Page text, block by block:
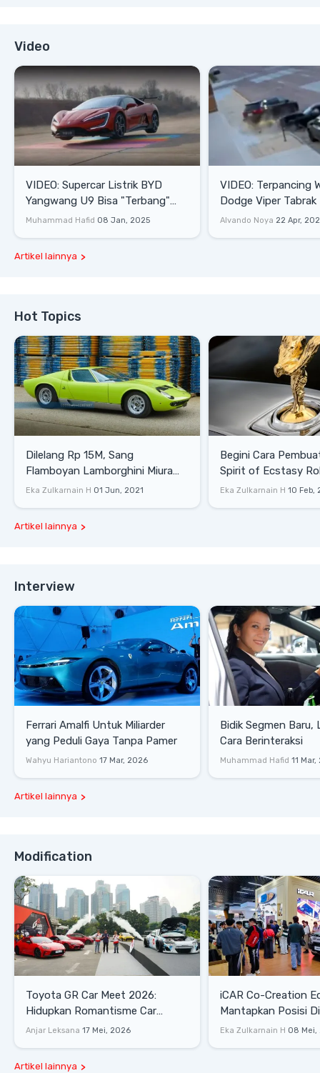
Video
VIDEO: Supercar Listrik BYD
Yangwang U9 Bisa "Terbang"
Lewati Rintangan
Muhammad Hafid 08 Jan, 2025
VIDEO: Terpancing
Dodge Viper Tabrak
Saat Burnout
Alvando Noya 22 Apr,
Artikel lainnya
Hot Topics
Dilelang Rp 15M, Sang
Flamboyan Lamborghini Miura
P400 S
Eka Zulkarnain H 01 Jun, 2021
Begini Cara
Spirit of Ecstasy
Eka Zulkarnain H 10 Feb,
Artikel lainnya
Interview
Ferrari Amalfi Untuk Miliarder
yang Peduli Gaya Tanpa Pamer
Wahyu Hariantono 17 Mar, 2026
Bidik Segmen Baru,
Cara Berinteraksi
Muhammad Hafid 11
Artikel lainnya
Modification
Toyota GR Car Meet 2026:
Hidupkan Romantisme Car
Culture Era 90-an
Anjar Leksana 17 Mei, 2026
iCAR Co-Creation
Mantapkan Posisi
Gaya Hidup
Eka Zulkarnain H 08 Mei,
Artikel lainnya